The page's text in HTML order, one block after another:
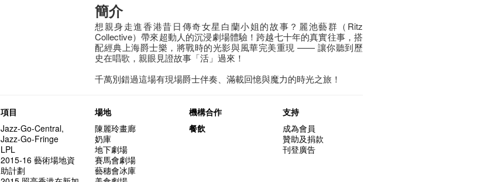
簡介
想親身走進香港昔日傳奇女星白蘭小姐的故事？麗池藝群（Ritz
Collective）帶來超動人的沉浸劇場體驗！跨越七十年的真實往事，搭
配經典上海爵士樂，將戰時的光影與風華完美重現 —— 讓你聽到歷
史在唱歌，親眼見證故事「活」過來！
千萬別錯過這場有現場爵士伴奏、滿載回憶與魔力的時光之旅！
項目
Jazz-Go-Central,
Jazz-Go-Fringe
LPL
2015-16 藝術場地資
助計劃
場地
陳麗玲畫廊
奶庫
地下劇場
賽馬會劇場
藝穗會冰庫
機構合作
餐飲
支持
成為會員
贊助及捐款
刊登廣告